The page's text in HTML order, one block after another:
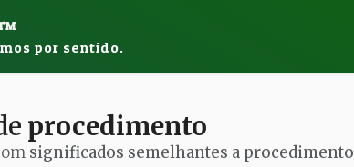
por sentido.
procedimento
significados semelhantes a procedimento